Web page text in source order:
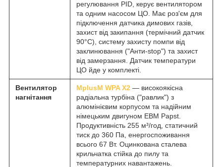
регулювання PID, керує вентилятором
та одним насосом ЦО. Має роз'єм для
підключення датчика димових газів,
захист від закипання (термічний датчик
90°C), систему захисту помпи від
заклинювання ("Анти-stop") та захист
від замерзання. Датчик температури
ЦО йде у комплекті.
Вентилятор
нагнітання
MplusM WPA X2 — високоякісна
радіальна турбіна ("равлик") з
алюмінієвим корпусом та надійним
німецьким двигуном EBM Papst.
Продуктивність 255 м³/год, статичний
тиск до 360 Па, енергоспоживання
всього 67 Вт. Оцинкована сталева
крильчатка стійка до пилу та
температурних навантажень.